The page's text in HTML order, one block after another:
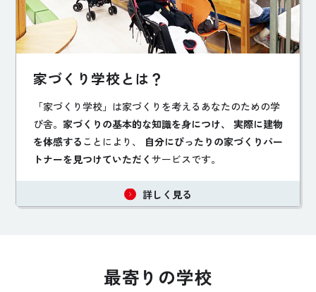
家づくり学校とは？
「家づくり学校」は家づくりを考えるあなたのための学
び舎。 家づくりの基本的な知識を身につけ、 実際に建物
を体感する ことにより、 自分にぴったりの家づくりパー
トナーを見つけていただく サービスです。
詳しく見る
最寄りの学校